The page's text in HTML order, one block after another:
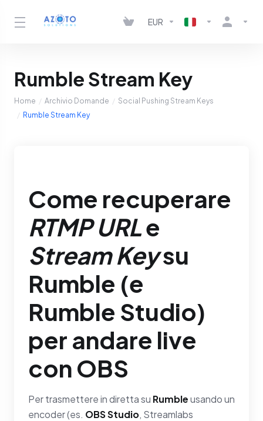
EUR
Rumble Stream Key
Home Archivio Domande
Social Pushing Stream Keys
Rumble Stream Key
Come recuperare
RTMP URLe
Stream Keysu
Rumble (e
Rumble Studio)
per andare live
con OBS
Per trasmettere in diretta su Rumbleusando un
encoder (es. OBS Studio, Streamlabs